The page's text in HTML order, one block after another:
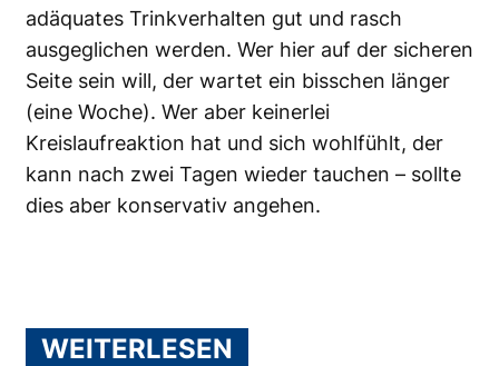
adäquates Trinkverhalten gut und rasch
ausgeglichen werden. Wer hier auf der sicheren
Seite sein will, der wartet ein bisschen länger
(eine Woche). Wer aber keinerlei
Kreislaufreaktion hat und sich wohlfühlt, der
kann nach zwei Tagen wieder tauchen – sollte
dies aber konservativ angehen.
WEITERLESEN